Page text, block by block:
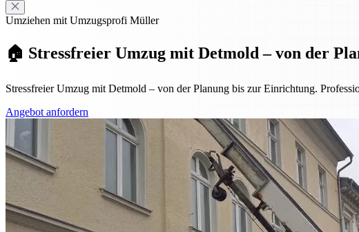
Umziehen mit Umzugsprofi Müller
🏠 Stressfreier Umzug mit Detmold – von der
Stressfreier Umzug mit Detmold – von der Planung bis zur Einrichtung.
Angebot anfordern